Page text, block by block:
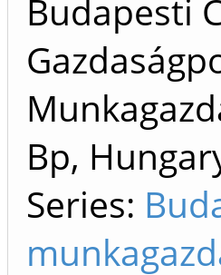
Budapesti
Bp,
Series: